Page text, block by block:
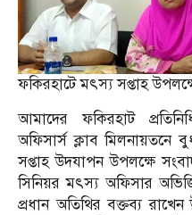
ফকিরহাটে মৎস্য সপ্তাহ
আমাদের ফকিরহাট
অফিসার্স ক্লাব মিলনায়তনে
সপ্তাহ উদযাপন উপলক্ষে
সিনিয়র মৎস্য অফিসার
প্রধান অতিথির বক্তব্য